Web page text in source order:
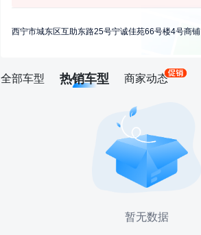
西宁市城东区互助东路25号宁诚佳苑66号楼4号商铺
全部车型 热销车型 商家动态
暂无数据